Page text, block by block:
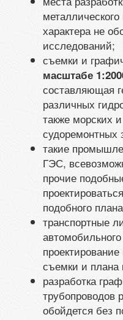
характера не
исследований;
съемки и
масштабе
составляющая
различных
также морских
судоремонтных
такие
ГЭС,
прочие
подобного
транспортные
съемки и плана
разработка
трубопроводов
обойдется без